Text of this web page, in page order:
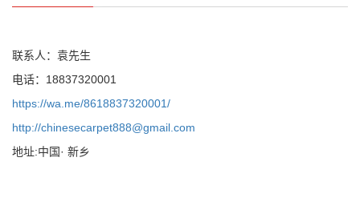
联系人：袁先生
电话：18837320001
https://wa.me/8618837320001/
http://chinesecarpet888@gmail.com
地址:中国· 新乡